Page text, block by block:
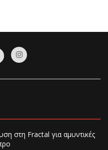
στη Fractal για αμυντικές